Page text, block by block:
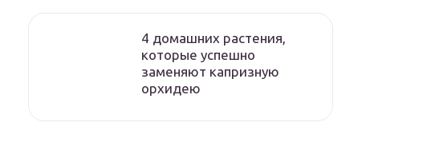
4 домашних растения,
которые успешно
заменяют капризную
орхидею